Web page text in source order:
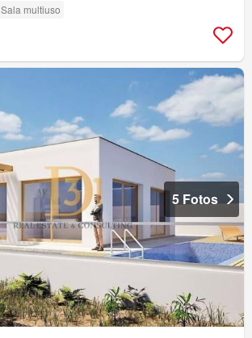
Sala multiuso
5 Fotos